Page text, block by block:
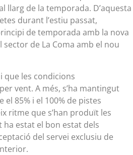
llarg de la temporada. D’aquesta
durant l’estiu passat,
de temporada amb la nova
sector de La Coma amb el nou
que les condicions
vent. A més, s’ha mantingut
85% i el 100% de pistes
ritme que s’han produït les
estat el bon estat dels
del servei exclusiu de